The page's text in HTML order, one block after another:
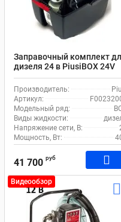
Заправочный комплект
дизеля 24 в PiusiBOX 24V
Basic F0023200B
Производитель:
Артикул:
Модельный ряд:
Виды жидкости:
Напряжение сети, В:
Мощность, Вт:
41 700 руб
Видеообзор